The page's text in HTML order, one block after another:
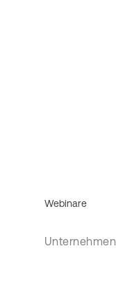
Webinare
Unternehmen